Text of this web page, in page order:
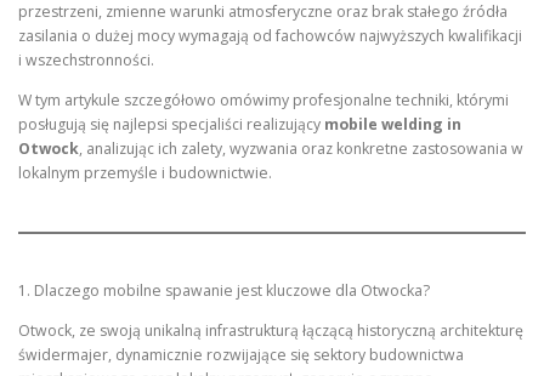
przestrzeni, zmienne warunki atmosferyczne oraz brak stałego źródła
zasilania o dużej mocy wymagają od fachowców najwyższych kwalifikacji
i wszechstronności.
W tym artykule szczegółowo omówimy profesjonalne techniki, którymi
posługują się najlepsi specjaliści realizujący mobile welding in
Otwock, analizując ich zalety, wyzwania oraz konkretne zastosowania w
lokalnym przemyśle i budownictwie.
1. Dlaczego mobilne spawanie jest kluczowe dla Otwocka?
Otwock, ze swoją unikalną infrastrukturą łączącą historyczną architekturę
świdermajer, dynamicznie rozwijające się sektory budownictwa